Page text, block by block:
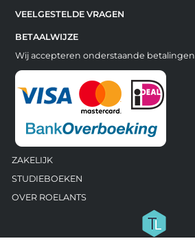
VEELGESTELDE VRAGEN
BETAALWIJZE
Wij accepteren onderstaande betalingen
ZAKELIJK
STUDIEBOEKEN
OVER ROELANTS